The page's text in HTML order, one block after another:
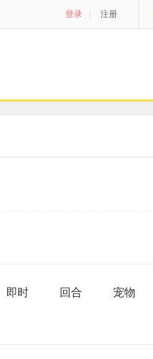
登录 注册
即时 回合 宠物